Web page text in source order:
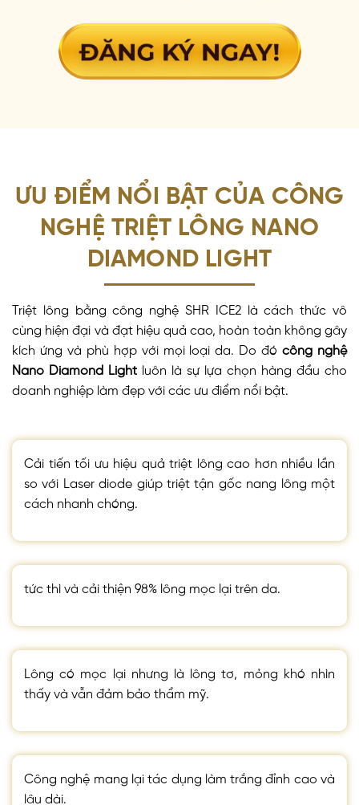
ƯU ĐIỂM NỔI BẬT CỦA CÔNG
NGHỆ TRIỆT LÔNG NANO
DIAMOND LIGHT
Triệt lông bằng công nghệ SHR ICE2 là cách thức vô
cùng hiện đại và đạt hiệu quả cao, hoàn toàn không gây
kích ứng và phù hợp với mọi loại da. Do đócông nghệ
Nano Diamond Light luôn là sự lựa chọn hàng đầu cho
doanh nghiệp làm đẹp với các ưu điểm nổi bật.
Cải tiến tối ưu hiệu quả triệt lông cao hơn nhiều lần
so với Laser diode giúp triệt tận gốc nang lông một
cách nhanh chóng.
tức thì và cải thiện 98% lông mọc lại trên da.
Lông có mọc lại nhưng là lông tơ, mỏng khó nhìn
thấy và vẫn đảm bảo thẩm mỹ.
Công nghệ mang lại tác dụng làm trắng đỉnh cao và
lâu dài.